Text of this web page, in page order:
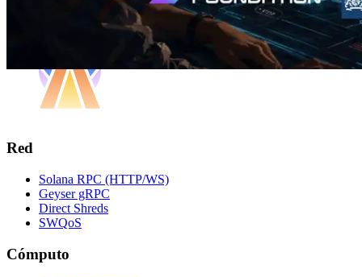
Red
Solana RPC (HTTP/WS)
Geyser gRPC
Direct Shreds
SWQoS
Cómputo